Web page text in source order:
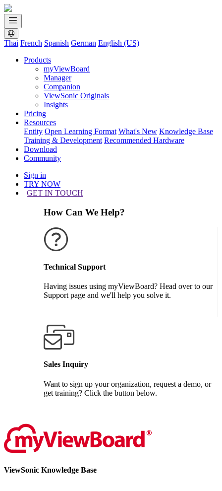
Thai French Spanish German English (US)
Products
myViewBoard
Manager
Companion
ViewSonic Originals
Insights
Pricing
Resources
Entity Open Learning Format What's New Knowledge Base
Training & Development Recommended Hardware
Download
Community
Sign in
TRY NOW
GET IN TOUCH
How Can We Help?
Technical Support
Having issues using myViewBoard? Head over to our
Support page and we'll help you solve it.
Sales Inquiry
Want to sign up your organization, request a demo, or
get training? Click the button below.
ViewSonic Knowledge Base